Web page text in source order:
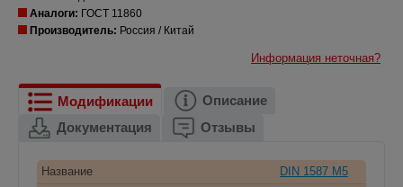
Аналоги: ГОСТ 11860
Производитель: Россия / Китай
Информация неточная?
Модификации
Описание
Документация
Отзывы
Название
DIN 1587 M5